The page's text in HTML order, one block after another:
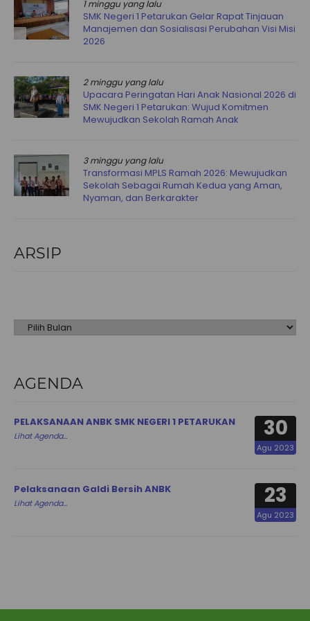
1 minggu yang lalu
SMK Negeri 1 Petarukan Gelar Rapat Tinjauan
Manajemen dan Sosialisasi Perubahan Visi Misi
2026
2 minggu yang lalu
Upacara Peringatan Hari Anak Nasional 2026 di
SMK Negeri 1 Petarukan: Wujud Komitmen
Mewujudkan Sekolah Ramah Anak
3 minggu yang lalu
Transformasi MPLS Ramah 2026: Mewujudkan
Sekolah Sebagai Rumah Kedua yang Aman,
Nyaman, dan Berkarakter
ARSIP
AGENDA
30
Agu 2023
PELAKSANAAN ANBK SMK NEGERI 1 PETARUKAN
Lihat Agenda...
23
Agu 2023
Pelaksanaan Galdi Bersih ANBK
Lihat Agenda...